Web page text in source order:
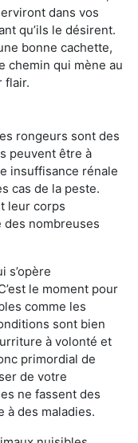
dans vos
qu’ils le désirent.
bonne cachette,
chemin qui mène au
flair.
rongeurs sont des
peuvent être à
insuffisance rénale
cas de la peste.
leur corps
des nombreuses
s’opère
le moment pour
comme les
sont bien
à volonté et
primordial de
de votre
ne fassent des
à des maladies.